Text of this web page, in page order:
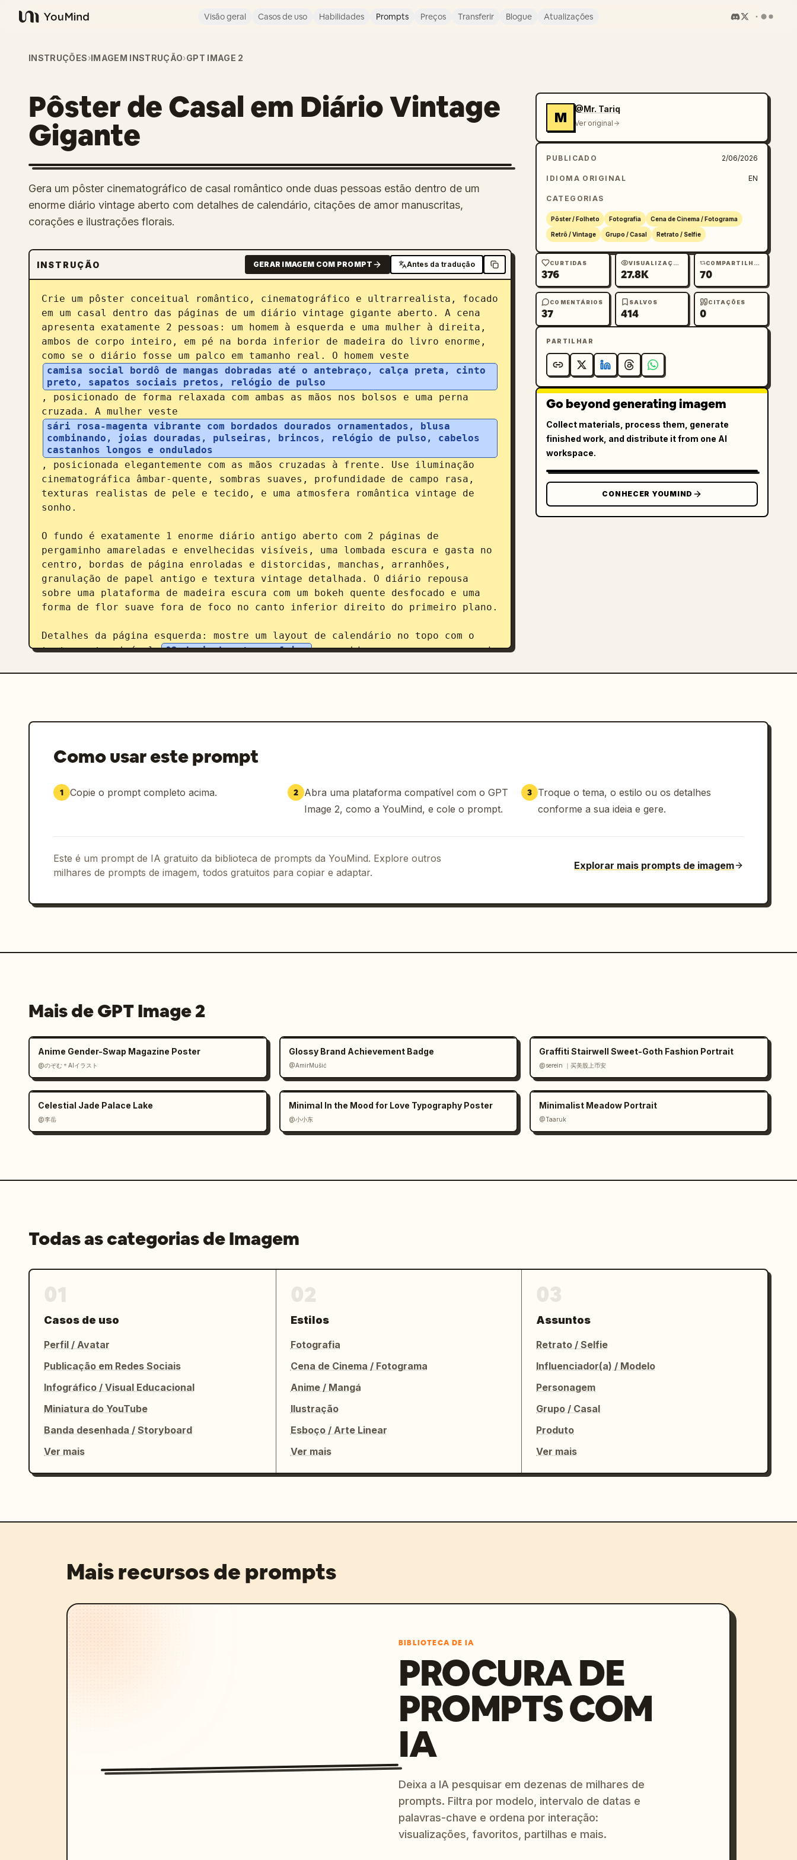
YouMind
Visão geral Casos de uso Habilidades Prompts Preços Transferir Blogue Atualizações
INSTRUÇÕES›IMAGEM INSTRUÇÃO›GPT IMAGE 2
Pôster de Casal em Diário Vintage
Gigante
Gera um pôster cinematográfico de casal romântico onde duas pessoas estão dentro de um
enorme diário vintage aberto com detalhes de calendário, citações de amor manuscritas,
corações e ilustrações florais.
INSTRUÇÃO GERAR IMAGEM COM PROMPT Antes da tradução
Crie um pôster conceitual romântico, cinematográfico e ultrarrealista, focado
em um casal dentro das páginas de um diário vintage gigante aberto. A cena
apresenta exatamente 2 pessoas: um homem à esquerda e uma mulher à direita,
ambos de corpo inteiro, em pé na borda inferior de madeira do livro enorme,
como se o diário fosse um palco em tamanho real. O homem veste
camisa social bordô de mangas dobradas até o antebraço, calça preta, cinto
preto, sapatos sociais pretos, relógio de pulso
, posicionado de forma relaxada com ambas as mãos nos bolsos e uma perna
cruzada. A mulher veste
sári rosa-magenta vibrante com bordados dourados ornamentados, blusa
combinando, joias douradas, pulseiras, brincos, relógio de pulso, cabelos
castanhos longos e ondulados
, posicionada elegantemente com as mãos cruzadas à frente. Use iluminação
cinematográfica âmbar-quente, sombras suaves, profundidade de campo rasa,
texturas realistas de pele e tecido, e uma atmosfera romântica vintage de
sonho.
O fundo é exatamente 1 enorme diário antigo aberto com 2 páginas de
pergaminho amareladas e envelhecidas visíveis, uma lombada escura e gasta no
centro, bordas de página enroladas e distorcidas, manchas, arranhões,
granulação de papel antigo e textura vintage detalhada. O diário repousa
sobre uma plataforma de madeira escura com um bokeh quente desfocado e uma
forma de flor suave fora de foco no canto inferior direito do primeiro plano.
Detalhes da página esquerda: mostre um layout de calendário no topo com o
texto exato visível 02 de junho, terça-feira , seguido por uma pequena grade
1 ilustração floral em arte linear perto do canto inferior esquerdo.
Detalhes da página direita: coloque o grande título com serifa
do topo central. Adicione uma citação romântica manuscrita no meio à direita
lendo
Algumas histórias de amor são escritas em livros. A nossa é escrita no meu
Adicione exatamente 2 ilustrações florais em arte linear na página direita:
um pequeno desenho de flor com folhas perto do canto superior direito e um
desenho maior de flor com folhas perto da parte inferior direita. Adicione
uma linha de borda retangular fina inserida a partir das bordas da página
ilusão de escala realista, manipulação de foto cinematográfica de alto
M
@Mr. Tariq
Ver original
PUBLICADO 2/06/2026
IDIOMA ORIGINAL EN
CATEGORIAS
Pôster / Folheto Fotografia Cena de Cinema / Fotograma
Retrô / Vintage Grupo / Casal Retrato / Selfie
CURTIDAS
376
VISUALIZAÇÕES
27.8K
COMPARTILHAMENTOS
70
COMENTÁRIOS
37
SALVOS
414
CITAÇÕES
0
PARTILHAR
Go beyond generating imagem
Collect materials, process them, generate
finished work, and distribute it from one AI
workspace.
CONHECER YOUMIND
Como usar este prompt
1 Copie o prompt completo acima. 2 Abra uma plataforma compatível com o GPT
Image 2, como a YouMind, e cole o prompt.
3
Troque o tema, o estilo ou os detalhes
conforme a sua ideia e gere.
Este é um prompt de IA gratuito da biblioteca de prompts da YouMind. Explore outros
milhares de prompts de imagem, todos gratuitos para copiar e adaptar.
Explorar mais prompts de imagem
Mais de GPT Image 2
Anime Gender-Swap Magazine Poster
@のぞむ＊AIイラスト
Glossy Brand Achievement Badge
@AmirMušić
Graffiti Stairwell Sweet-Goth Fashion Portrait
@serein ｜买美股上币安
Celestial Jade Palace Lake
@李岳
Minimal In the Mood for Love Typography Poster
@小小东
Minimalist Meadow Portrait
@Taaruk
Todas as categorias de Imagem
Casos de uso
Perfil / Avatar
Publicação em Redes Sociais
Infográfico / Visual Educacional
Miniatura do YouTube
Banda desenhada / Storyboard
Ver mais
Estilos
Fotografia
Cena de Cinema / Fotograma
Anime / Mangá
Ilustração
Esboço / Arte Linear
Ver mais
Assuntos
Retrato / Selfie
Influenciador(a) / Modelo
Personagem
Grupo / Casal
Produto
Ver mais
Mais recursos de prompts
BIBLIOTECA DE IA
PROCURA DE
PROMPTS COM
IA
Deixa a IA pesquisar em dezenas de milhares de
prompts. Filtra por modelo, intervalo de datas e
palavras-chave e ordena por interação:
visualizações, favoritos, partilhas e mais.